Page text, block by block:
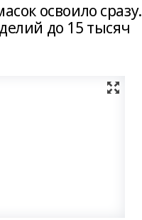
освоило сразу.
до 15 тысяч